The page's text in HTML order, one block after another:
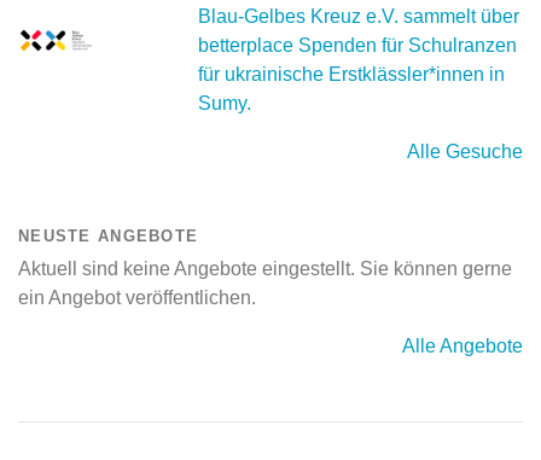
Blau-Gelbes Kreuz e.V. sammelt über
betterplace Spenden für Schulranzen
für ukrainische Erstklässler*innen in
Sumy.
Alle Gesuche
NEUSTE ANGEBOTE
Aktuell sind keine Angebote eingestellt. Sie können gerne
ein Angebot veröffentlichen.
Alle Angebote